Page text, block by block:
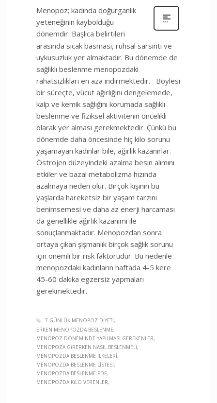
Menopoz; kadında doğurganlık
yeteneğinin kaybolduğu
dönemdir. Başlıca belirtileri
arasında sıcak basması, ruhsal sarsıntı ve
uykusuzluk yer almaktadır. Bu dönemde de
sağlıklı beslenme menopozdaki
rahatsızlıkları en aza indirmektedir. Böylesi
bir süreçte, vücut ağırlığını dengelemede,
kalp ve kemik sağlığını korumada sağlıklı
beslenme ve fiziksel aktivitenin öncelikli
olarak yer alması gerekmektedir. Çünkü bu
dönemde daha öncesinde hiç kilo sorunu
yaşamayan kadınlar bile, ağırlık kazanırlar.
Östrojen düzeyindeki azalma besin alımını
etkiler ve bazal metabolizma hızında
azalmaya neden olur. Birçok kişinin bu
yaşlarda hareketsiz bir yaşam tarzını
benimsemesi ve daha az enerji harcaması
da genellikle ağırlık kazanımı ile
sonuçlanmaktadır. Menopozdan sonra
ortaya çıkan şişmanlık birçok sağlık sorunu
için önemli bir risk faktörüdür. Bu nedenle
menopozdaki kadınların haftada 4-5 kere
45-60 dakika egzersiz yapmaları
gerekmektedir.
7 GÜNLÜK MENOPOZ DIYETI
ERKEN MENOPOZDA BESLENME
MENOPOZ DÖNEMINDE YAPILMASI GEREKENLER
MENOPOZA GIRERKEN NASIL BESLENMELI
MENOPOZDA BESLENME ILKELERI
MENOPOZDA BESLENME LISTESI
MENOPOZDA BESLENME PDF
MENOPOZDA KILO VERENLER